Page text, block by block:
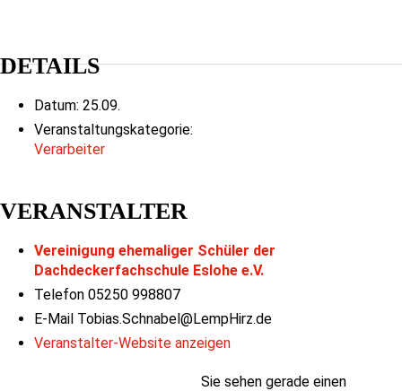
DETAILS
Datum: 25.09.
Veranstaltungskategorie:
Verarbeiter
VERANSTALTER
Vereinigung ehemaliger Schüler der
Dachdeckerfachschule Eslohe e.V.
Telefon 05250 998807
E-Mail Tobias.Schnabel@LempHirz.de
Veranstalter-Website anzeigen
Sie sehen gerade einen